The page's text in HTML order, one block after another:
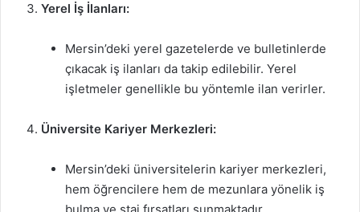
Yerel İş İlanları:
Mersin’deki yerel gazetelerde ve bulletinlerde
çıkacak iş ilanları da takip edilebilir. Yerel
işletmeler genellikle bu yöntemle ilan verirler.
Üniversite Kariyer Merkezleri:
Mersin’deki üniversitelerin kariyer merkezleri,
hem öğrencilere hem de mezunlara yönelik iş